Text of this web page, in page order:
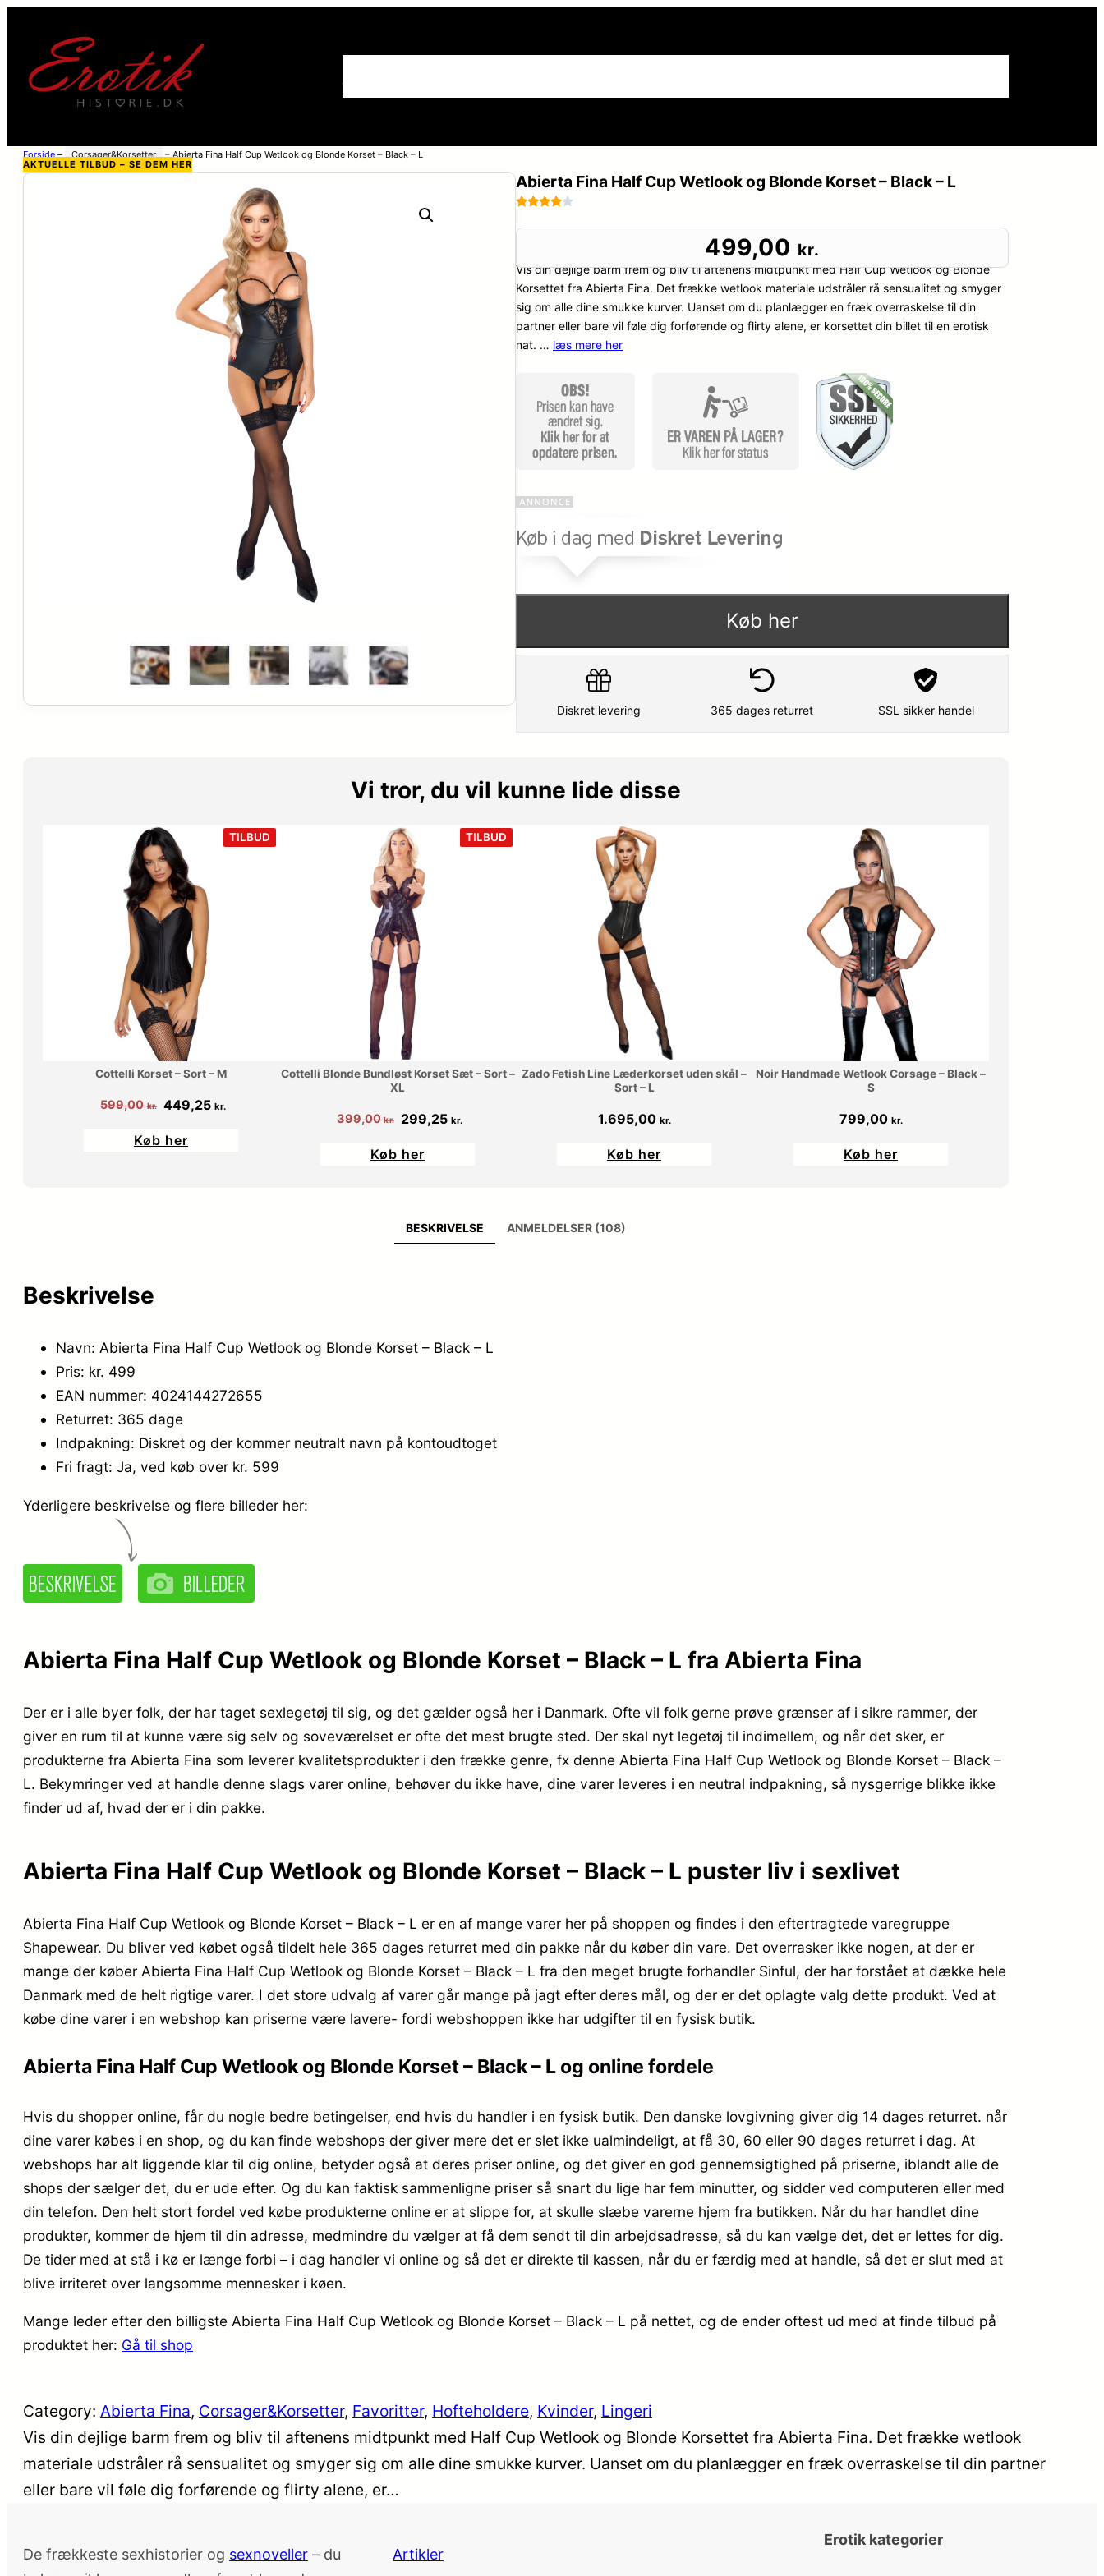
Forside– Corsager&Korsetter –Abierta Fina Half Cup Wetlook og Blonde Korset – Black – L
AKTUELLE TILBUD – SE DEM HER
Abierta Fina Half Cup Wetlook og Blonde Korset – Black – L
som
af 5
baseret
på
kundebed
ømmels
499,00 kr.
Vis din dejlige barm frem og bliv til aftenens midtpunkt med Half Cup Wetlook og Blonde
Korsettet fra Abierta Fina. Det frække wetlook materiale udstråler rå sensualitet og smyger
sig om alle dine smukke kurver. Uanset om du planlægger en fræk overraskelse til din
partner eller bare vil føle dig forførende og flirty alene, er korsettet din billet til en erotisk
nat. … læs mere her
Køb her
Diskret levering 365 dages returret SSL sikker handel
Vi tror, du vil kunne lide disse
TILBUD
PÅ
Cottelli Korset – Sort – M
599,00kr.
Den
pris
449,25 kr.
Køb her
TILBUD
PÅ
Cottelli Blonde Bundløst Korset Sæt – Sort –
XL
399,00kr.
Den
pris
299,25 kr.
Køb her
Zado Fetish Line Læderkorset uden skål –
Sort – L
1.695,00 kr.
Køb her
Noir Handmade Wetlook Corsage – Black –
S
799,00 kr.
Køb her
BESKRIVELSE ANMELDELSER (108)
Beskrivelse
Navn: Abierta Fina Half Cup Wetlook og Blonde Korset – Black – L
Pris: kr. 499
EAN nummer: 4024144272655
Returret: 365 dage
Indpakning: Diskret og der kommer neutralt navn på kontoudtoget
Fri fragt: Ja, ved køb over kr. 599
Yderligere beskrivelse og flere billeder her:
Abierta Fina Half Cup Wetlook og Blonde Korset – Black – L fra Abierta Fina
Der er i alle byer folk, der har taget sexlegetøj til sig, og det gælder også her i Danmark. Ofte vil folk gerne prøve grænser af i sikre rammer, der
giver en rum til at kunne være sig selv og soveværelset er ofte det mest brugte sted. Der skal nyt legetøj til indimellem, og når det sker, er
produkterne fra Abierta Fina som leverer kvalitetsprodukter i den frække genre, fx denne Abierta Fina Half Cup Wetlook og Blonde Korset – Black –
L. Bekymringer ved at handle denne slags varer online, behøver du ikke have, dine varer leveres i en neutral indpakning, så nysgerrige blikke ikke
finder ud af, hvad der er i din pakke.
Abierta Fina Half Cup Wetlook og Blonde Korset – Black – L puster liv i sexlivet
Abierta Fina Half Cup Wetlook og Blonde Korset – Black – L er en af mange varer her på shoppen og findes i den eftertragtede varegruppe
Shapewear. Du bliver ved købet også tildelt hele 365 dages returret med din pakke når du køber din vare. Det overrasker ikke nogen, at der er
mange der køber Abierta Fina Half Cup Wetlook og Blonde Korset – Black – L fra den meget brugte forhandler Sinful, der har forstået at dække hele
Danmark med de helt rigtige varer. I det store udvalg af varer går mange på jagt efter deres mål, og der er det oplagte valg dette produkt. Ved at
købe dine varer i en webshop kan priserne være lavere- fordi webshoppen ikke har udgifter til en fysisk butik.
Abierta Fina Half Cup Wetlook og Blonde Korset – Black – L og online fordele
Hvis du shopper online, får du nogle bedre betingelser, end hvis du handler i en fysisk butik. Den danske lovgivning giver dig 14 dages returret. når
dine varer købes i en shop, og du kan finde webshops der giver mere det er slet ikke ualmindeligt, at få 30, 60 eller 90 dages returret i dag. At
webshops har alt liggende klar til dig online, betyder også at deres priser online, og det giver en god gennemsigtighed på priserne, iblandt alle de
shops der sælger det, du er ude efter. Og du kan faktisk sammenligne priser så snart du lige har fem minutter, og sidder ved computeren eller med
din telefon. Den helt stort fordel ved købe produkterne online er at slippe for, at skulle slæbe varerne hjem fra butikken. Når du har handlet dine
produkter, kommer de hjem til din adresse, medmindre du vælger at få dem sendt til din arbejdsadresse, så du kan vælge det, det er lettes for dig.
De tider med at stå i kø er længe forbi – i dag handler vi online og så det er direkte til kassen, når du er færdig med at handle, så det er slut med at
blive irriteret over langsomme mennesker i køen.
Mange leder efter den billigste Abierta Fina Half Cup Wetlook og Blonde Korset – Black – L på nettet, og de ender oftest ud med at finde tilbud på
produktet her: Gå til shop
Category: Abierta Fina, Corsager&Korsetter, Favoritter, Hofteholdere, Kvinder, Lingeri
Vis din dejlige barm frem og bliv til aftenens midtpunkt med Half Cup Wetlook og Blonde Korsettet fra Abierta Fina. Det frække wetlook
materiale udstråler rå sensualitet og smyger sig om alle dine smukke kurver. Uanset om du planlægger en fræk overraskelse til din partner
eller bare vil føle dig forførende og flirty alene, er…
De frækkeste sexhistorier og sexnoveller – du
Artikler
Erotik kategorier